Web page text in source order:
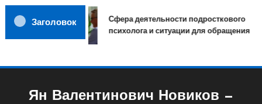
Заголовок
Сфера деятельности подросткового
психолога и ситуации для обращения
Ян Валентинович Новиков —